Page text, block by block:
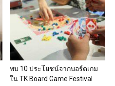
พบ 10 ประโยชน์จากบอร์ดเกม
ใน TK Board Game Festival